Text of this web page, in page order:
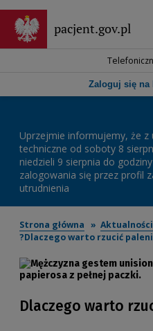
głównej
treści
pacjent.gov.pl
górna
którą
a
lub
Enter.
Zaloguj się na
Uprzejmie informujemy, że
techniczne od soboty 8
niedzieli 9 sierpnia do
zalogowania się przez profil
utrudnienia
Strona główna
Aktualności
Dlaczego warto rzucić
Dlaczego warto